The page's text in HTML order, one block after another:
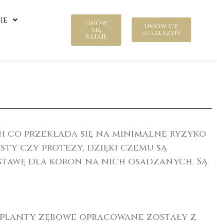
umów
się
rataje
umów się
strzeszyn
przekłada się na minimalne ryzyko
czy protezy, dzięki czemu są
dla koron na nich osadzanych. Są
zębowe opracowane zostały z